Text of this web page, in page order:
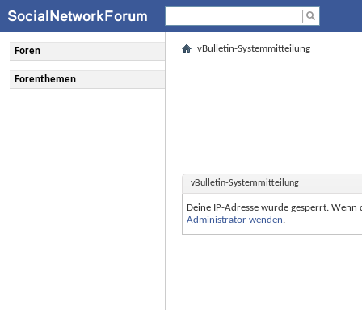
Foren
Forenthemen
vBulletin-Systemmitteilung
vBulletin-Systemmitteilung
Deine IP-Adresse wurde gesperrt.
Administrator wenden.